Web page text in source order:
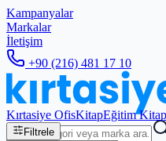
Kampanyalar
Markalar
İletişim
+90 (216) 481 17 10
Kırtasiye OfisKitapEğitim
Filtrele